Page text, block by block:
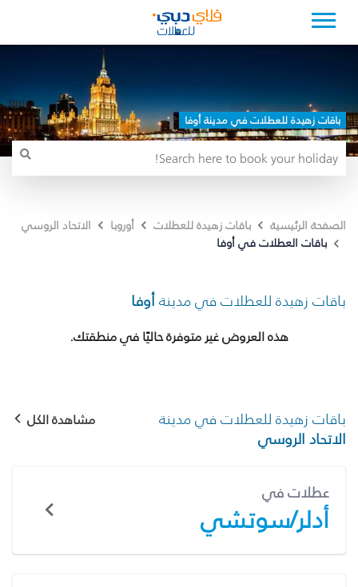
باقات زهيدة للعطلات في مدينة أوفا
الصفحة الرئيسية باقات زهيدة للعطلات أوروبا
الاتحاد الروسي
باقات العطلات في أوفا
باقات زهيدة للعطلات في مدينةأوفا
هذه العروض غير متوفرة حاليًا في منطقتك.
باقات زهيدة للعطلات في مدينة
الاتحاد الروسي
مشاهدة الكل
عطلات في
أدلر/سوتشي